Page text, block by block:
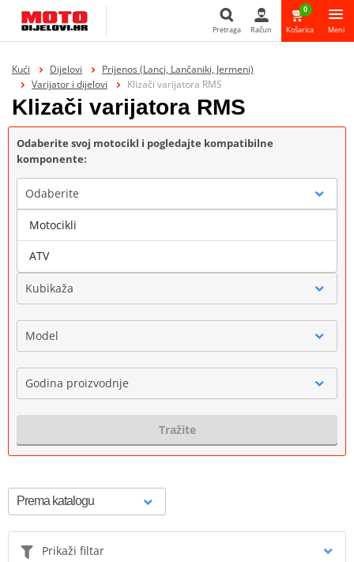
Pretraga Račun
0
Košarica Meni
Kući Dijelovi
Prijenos (Lanci, Lančaniki, Jermeni)
Varijator i dijelovi
Klizači varijatora RMS
Klizači varijatora RMS
Odaberite svoj motocikl i pogledajte kompatibilne
komponente:
Odaberite
Marka
Kubikaža
Model
Godina proizvodnje
Tražite
Prikaži filtar
Motocikli
ATV